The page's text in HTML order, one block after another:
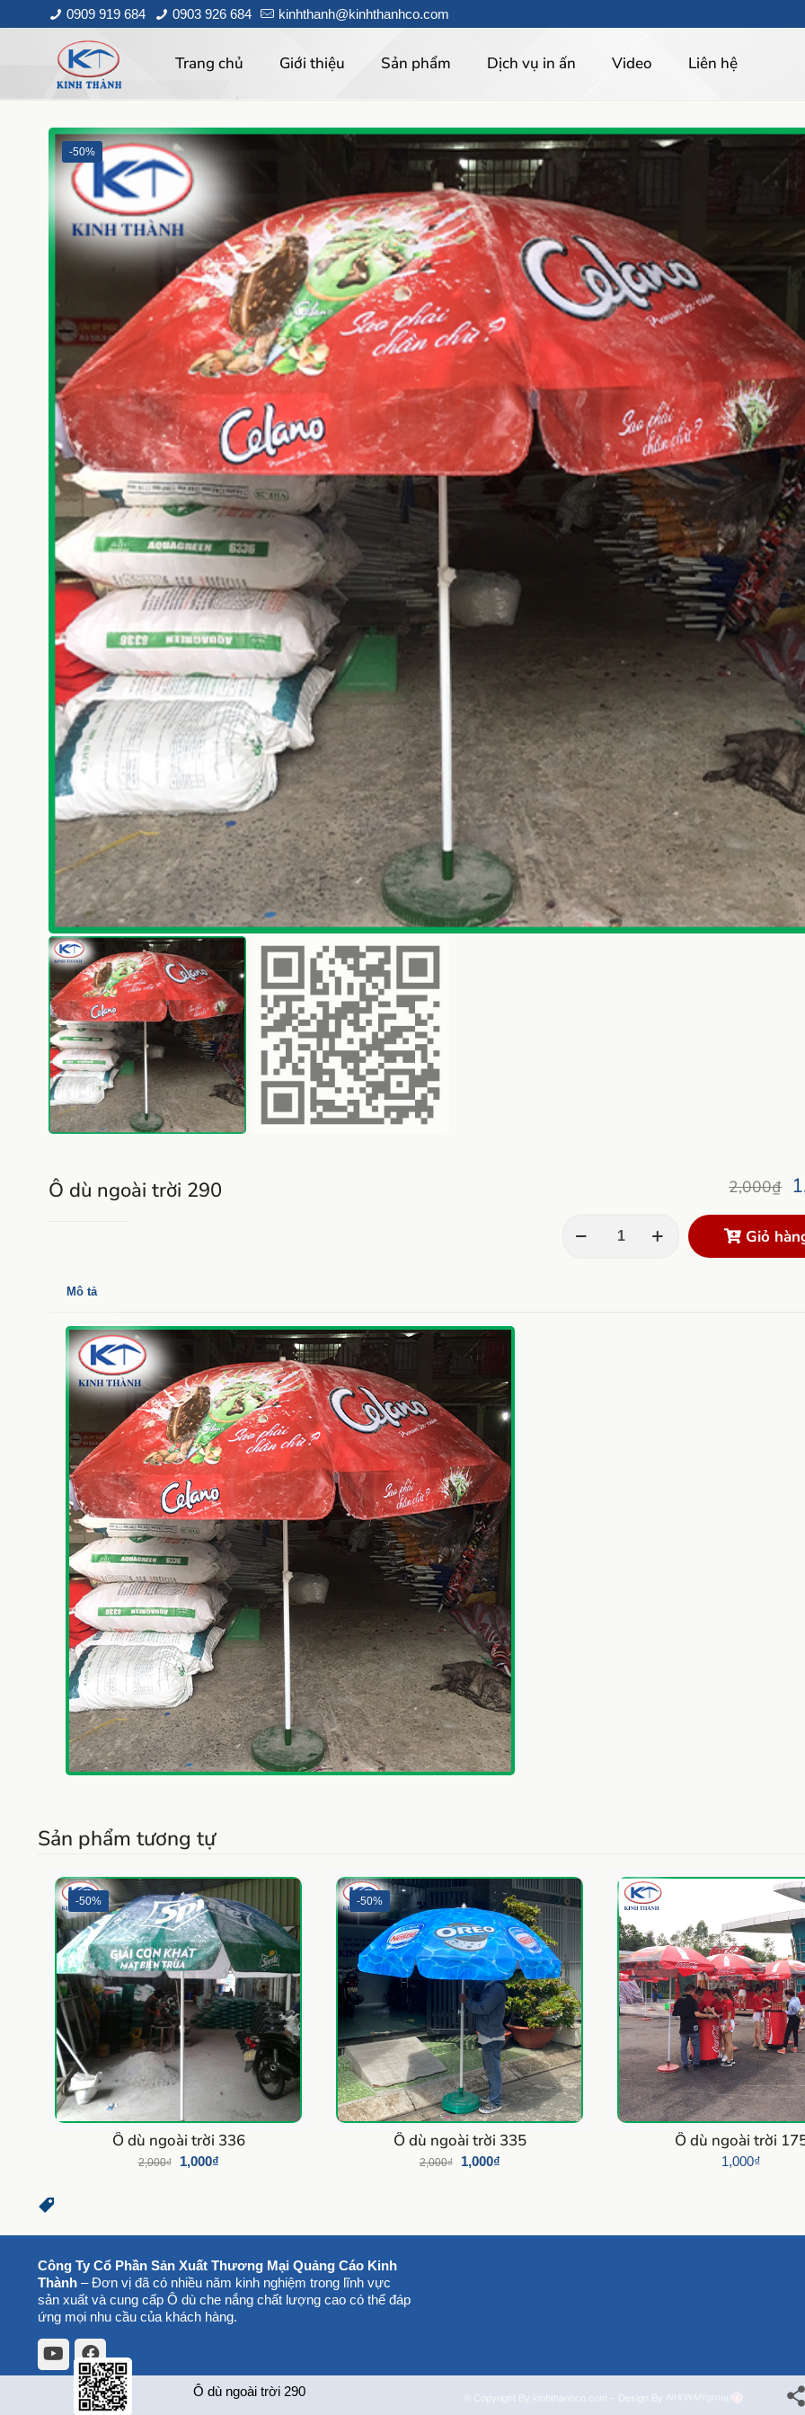
0909 919 684 0903 926 684 kinhthanh@kinhthanhco.com
Trang chủ Giới thiệu Sản phẩm Dịch vụ in ấn Video Liên hệ
-50%
Ô dù ngoài trời 290 2,000₫
Giỏ
Mô tả
Sản phẩm tương tự
-50%
Ô dù ngoài trời 336
2,000₫ 1,000₫
-50%
Ô dù ngoài trời 335
2,000₫ 1,000₫
Ô dù ngoài trời
1,000₫
Ô dù ngoài trời 290
Công Ty Cổ Phần Sản Xuất Thương Mại Quảng Cáo Kinh
Thành – Đơn vị đã có nhiều năm kinh nghiệm trong lĩnh vực
sản xuất và cung cấp Ô dù che nắng chất lượng cao có thể đáp
ứng mọi nhu cầu của khách hàng.
© Copyright By kinhthanhco.com – Design By